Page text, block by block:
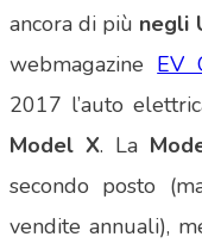
ancora di più negli
webmagazine EV
2017 l’auto
Model X. La
secondo posto
vendite annuali),